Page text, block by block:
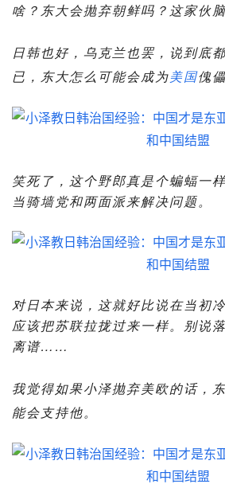
啥？东大会抛弃朝鲜吗？这家伙
日韩也好，乌克兰也罢，说到底
已，东大怎么可能会成为美国傀
笑死了，这个野郎真是个蝙蝠一
当骑墙党和两面派来解决问题。
对日本来说，这就好比说在当初
应该把苏联拉拢过来一样。别说
离谱……
我觉得如果小泽抛弃美欧的话，
能会支持他。